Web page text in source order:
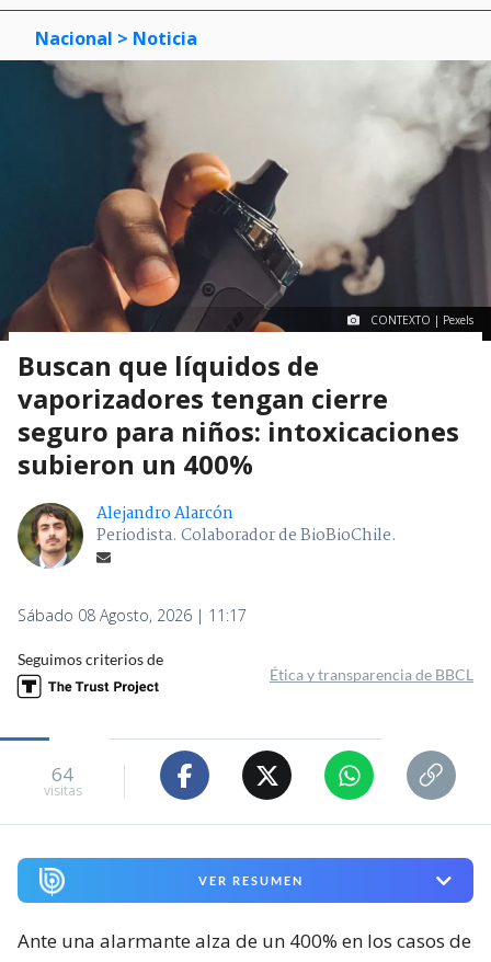
Nacional > Noticia
CONTEXTO | Pexels
Buscan que líquidos de
vaporizadores tengan cierre
seguro para niños: intoxicaciones
subieron un 400%
Alejandro Alarcón
Periodista. Colaborador de BioBioChile.
Sábado 08 Agosto, 2026 | 11:17
Seguimos criterios de
Ética y transparencia de BBCL
64
visitas
VER RESUMEN
Ante una alarmante alza de un 400% en los casos de